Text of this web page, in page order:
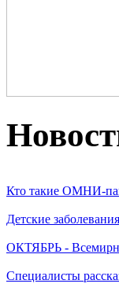
Кто такие ОМНИ-
Детские
ОКТЯБРЬ -
Специалисты